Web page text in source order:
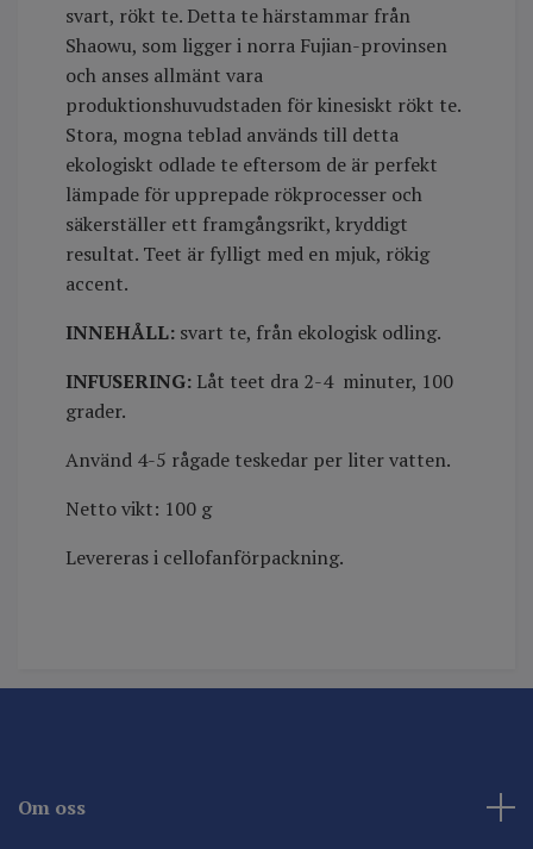
svart, rökt te. Detta te härstammar från
Shaowu, som ligger i norra Fujian-provinsen
och anses allmänt vara
produktionshuvudstaden för kinesiskt rökt te.
Stora, mogna teblad används till detta
ekologiskt odlade te eftersom de är perfekt
lämpade för upprepade rökprocesser och
säkerställer ett framgångsrikt, kryddigt
resultat. Teet är fylligt med en mjuk, rökig
accent.
INNEHÅLL: svart te, från ekologisk odling.
INFUSERING: Låt teet dra 2-4 minuter, 100
grader.
Använd 4-5 rågade teskedar per liter vatten.
Netto vikt: 100 g
Levereras i cellofanförpackning.
Om oss